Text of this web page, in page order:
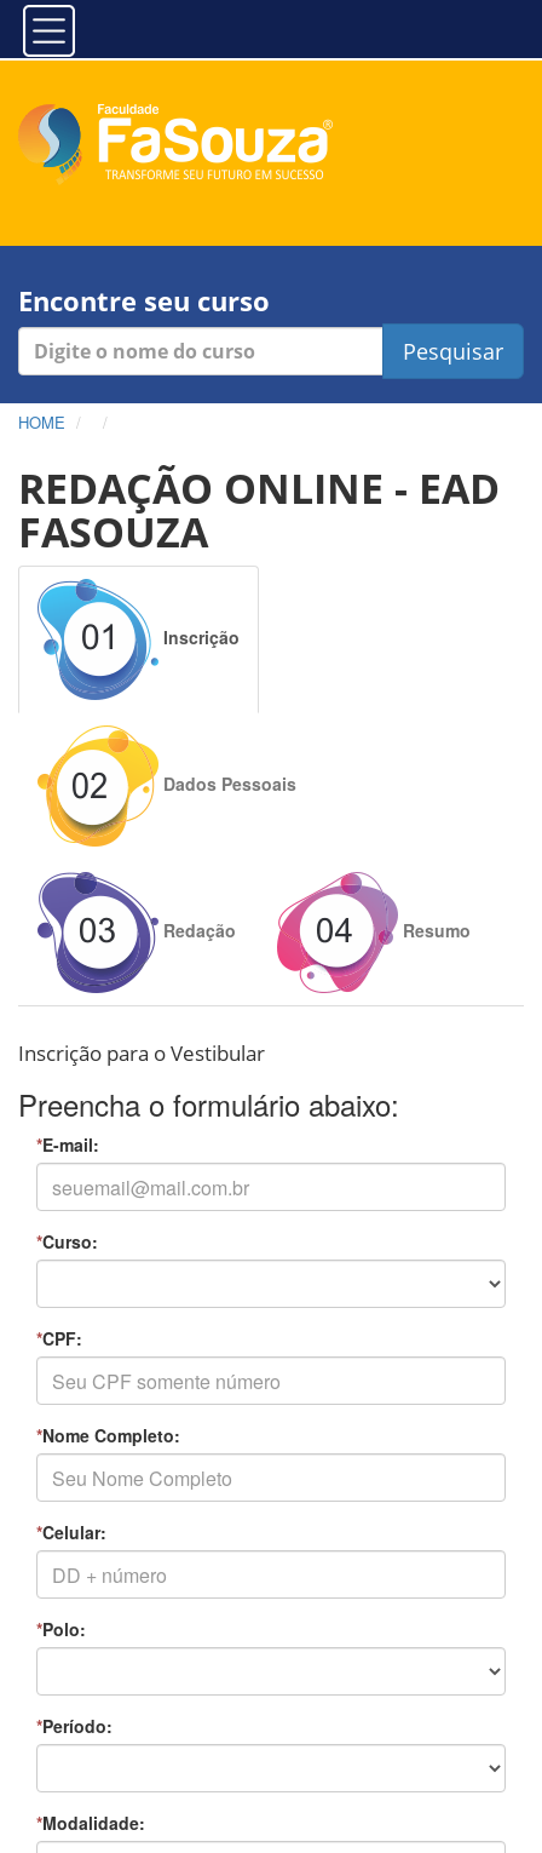
Encontre seu curso
Pesquisar
HOME
REDAÇÃO ONLINE - EAD
FASOUZA
Inscrição
Dados Pessoais
Redação Resumo
Inscrição para o Vestibular
Preencha o formulário abaixo:
*E-mail:
*Curso:
*CPF:
*Nome Completo:
*Celular:
*Polo:
*Período:
*Modalidade: